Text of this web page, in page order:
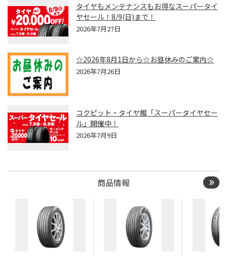
タイヤもメンテナンスもお得なスーパータイ
ヤセール！8/9(日)まで！
2026年7月27日
☆2026年8月1日から☆お昼休みのご案内☆
2026年7月26日
コクピット・タイヤ館「スーパータイヤセー
ル」開催中！
2026年7月9日
商品情報